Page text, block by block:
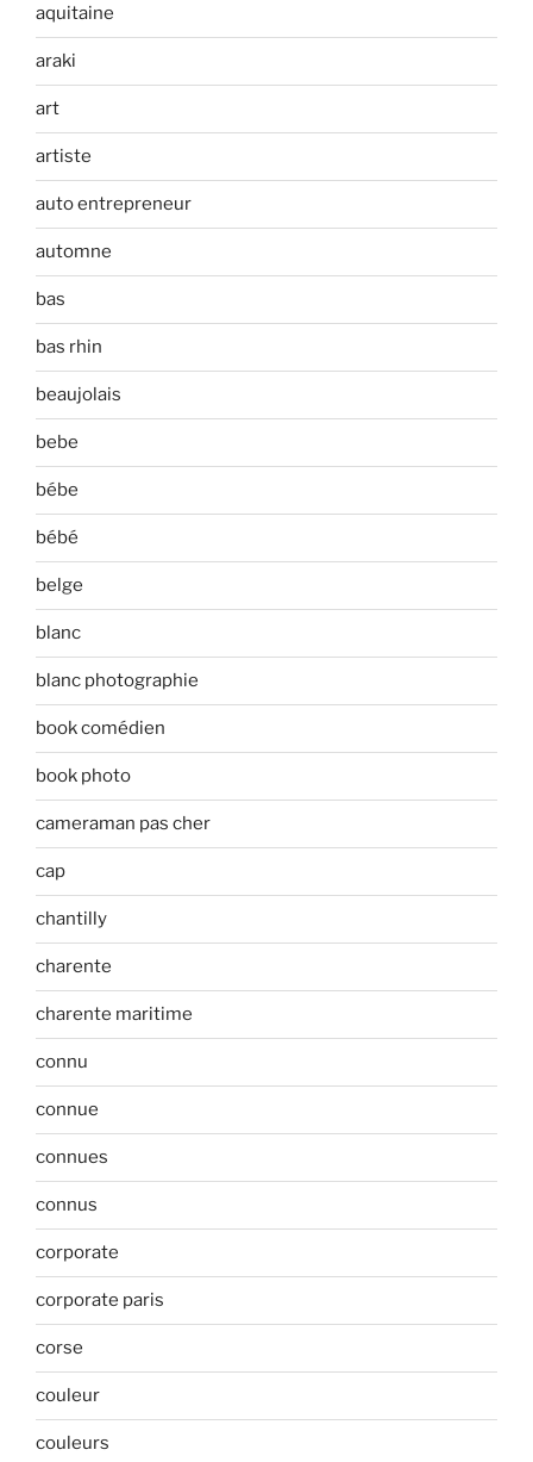
aquitaine
araki
art
artiste
auto entrepreneur
automne
bas
bas rhin
beaujolais
bebe
bébe
bébé
belge
blanc
blanc photographie
book comédien
book photo
cameraman pas cher
cap
chantilly
charente
charente maritime
connu
connue
connues
connus
corporate
corporate paris
corse
couleur
couleurs